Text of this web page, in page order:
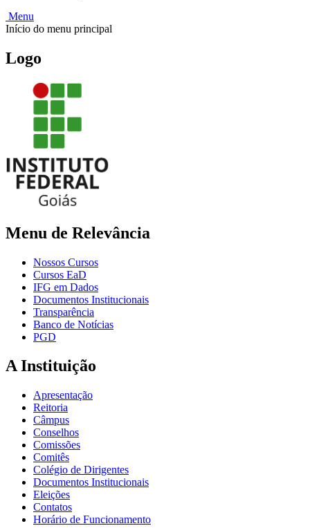
Menu
Início do menu principal
Logo
Menu de Relevância
Nossos Cursos
Cursos EaD
IFG em Dados
Documentos Institucionais
Transparência
Banco de Notícias
PGD
A Instituição
Apresentação
Reitoria
Câmpus
Conselhos
Comissões
Comitês
Colégio de Dirigentes
Documentos Institucionais
Eleições
Contatos
Horário de Funcionamento